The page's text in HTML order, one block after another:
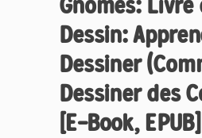
Dessin:
Dessiner
Dessiner des
[E-Book, EPUB]